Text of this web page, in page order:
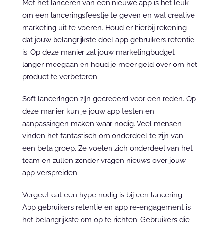
Met het lanceren van een nieuwe app is het leuk
om een lanceringsfeestje te geven en wat creative
marketing uit te voeren. Houd er hierbij rekening
dat jouw belangrijkste doel app gebruikers retentie
is. Op deze manier zal jouw marketingbudget
langer meegaan en houd je meer geld over om het
product te verbeteren.
Soft lanceringen zijn gecreëerd voor een reden. Op
deze manier kun je jouw app testen en
aanpassingen maken waar nodig. Veel mensen
vinden het fantastisch om onderdeel te zijn van
een beta groep. Ze voelen zich onderdeel van het
team en zullen zonder vragen nieuws over jouw
app verspreiden.
Vergeet dat een hype nodig is bij een lancering.
App gebruikers retentie en app re-engagement is
het belangrijkste om op te richten. Gebruikers die